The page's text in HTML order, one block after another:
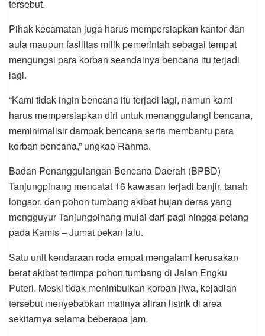
tersebut.
Pihak kecamatan juga harus mempersiapkan kantor dan
aula maupun fasilitas milik pemerintah sebagai tempat
mengungsi para korban seandainya bencana itu terjadi
lagi.
“Kami tidak ingin bencana itu terjadi lagi, namun kami
harus mempersiapkan diri untuk menanggulangi bencana,
meminimalisir dampak bencana serta membantu para
korban bencana,” ungkap Rahma.
Badan Penanggulangan Bencana Daerah (BPBD)
Tanjungpinang mencatat 16 kawasan terjadi banjir, tanah
longsor, dan pohon tumbang akibat hujan deras yang
mengguyur Tanjungpinang mulai dari pagi hingga petang
pada Kamis – Jumat pekan lalu.
Satu unit kendaraan roda empat mengalami kerusakan
berat akibat tertimpa pohon tumbang di Jalan Engku
Puteri. Meski tidak menimbulkan korban jiwa, kejadian
tersebut menyebabkan matinya aliran listrik di area
sekitarnya selama beberapa jam.